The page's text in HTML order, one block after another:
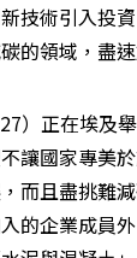
技術引入投
的領域，盡
）正在埃及
讓國家專美
而且盡挑難
的企業成員